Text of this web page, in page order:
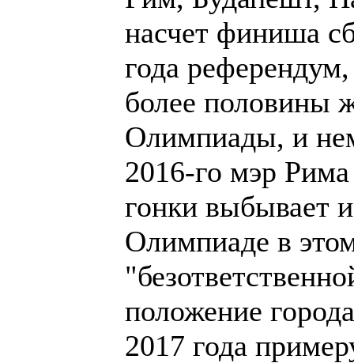
насчет финиша
года
более половины
Олимпиады, и
2016-го мэр
гонки выбывает
Олимпиаде в
положение
2017 года